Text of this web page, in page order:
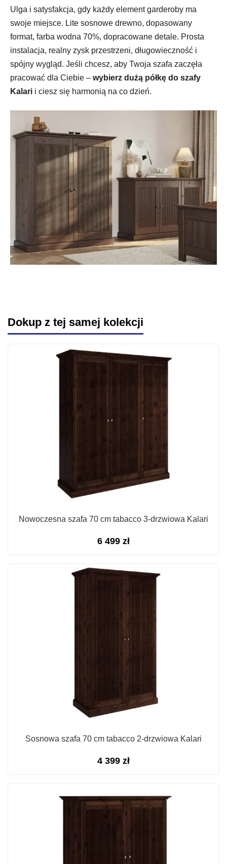
Ulga i satysfakcja, gdy każdy element garderoby ma
swoje miejsce. Lite sosnowe drewno, dopasowany
format, farba wodna 70%, dopracowane detale. Prosta
instalacja, realny zysk przestrzeni, długowieczność i
spójny wygląd. Jeśli chcesz, aby Twoja szafa zaczęła
pracować dla Ciebie – wybierz dużą półkę do szafy
Kalari i ciesz się harmonią na co dzień.
Dokup z tej samej kolekcji
Nowoczesna szafa 70 cm tabacco 3-drzwiowa Kalari
6 499 zł
Sosnowa szafa 70 cm tabacco 2-drzwiowa Kalari
4 399 zł